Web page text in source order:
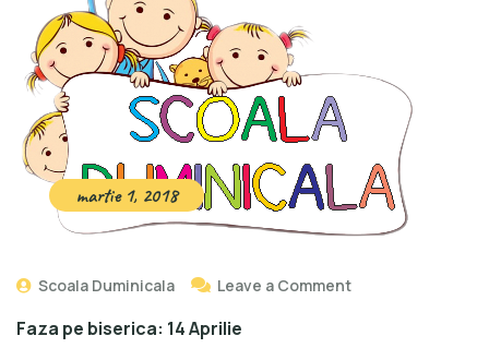
martie 1, 2018
Scoala Duminicala Leave a Comment
Faza pe biserica: 14 Aprilie